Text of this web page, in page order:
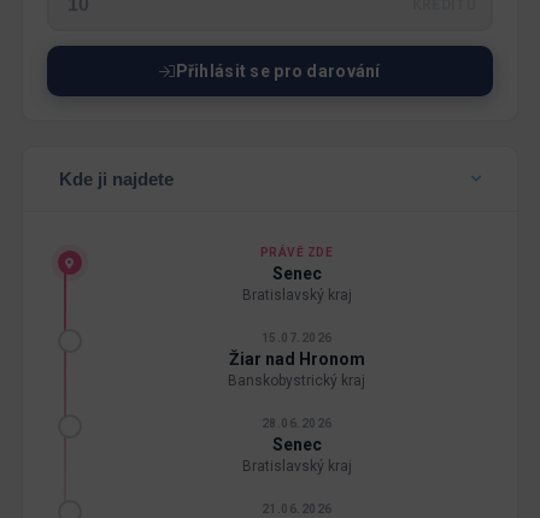
Přihlásit se pro darování
Kde ji najdete
PRÁVĚ ZDE
Senec
Bratislavský kraj
15.07.2026
Žiar nad Hronom
Banskobystrický kraj
28.06.2026
Senec
Bratislavský kraj
21.06.2026